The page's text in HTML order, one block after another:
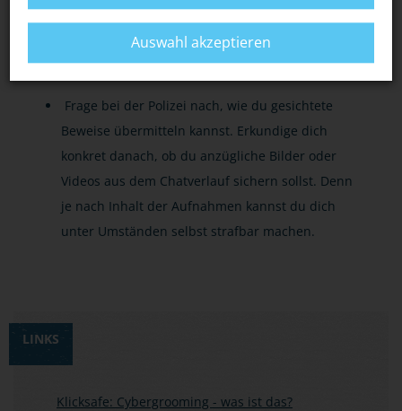
Um das Cybergrooming nachweisen zu können,
ist es wichtig, dass du Screenshots oder Fotos
Frage bei der Polizei nach, wie du gesichtete
Beweise übermitteln kannst. Erkundige dich
konkret danach, ob du anzügliche Bilder oder
Videos aus dem Chatverlauf sichern sollst. Denn
je nach Inhalt der Aufnahmen kannst du dich
unter Umständen selbst strafbar machen.
LINKS
Klicksafe: Cybergrooming - was ist das?
Auswahl akzeptieren